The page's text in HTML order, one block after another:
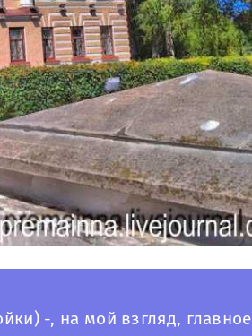
-, на мой взгляд, главное